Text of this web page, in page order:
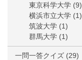
東京科学大学 (9)
横浜市立大学 (1)
筑波大学 (1)
群馬大学 (1)
一問一答クイズ (29)